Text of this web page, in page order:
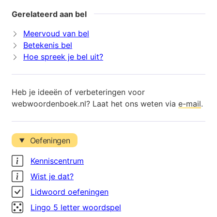
Gerelateerd aan bel
Meervoud van bel
Betekenis bel
Hoe spreek je bel uit?
Heb je ideeën of verbeteringen voor
webwoordenboek.nl? Laat het ons weten via e-mail.
Oefeningen
Kenniscentrum
Wist je dat?
Lidwoord oefeningen
Lingo 5 letter woordspel